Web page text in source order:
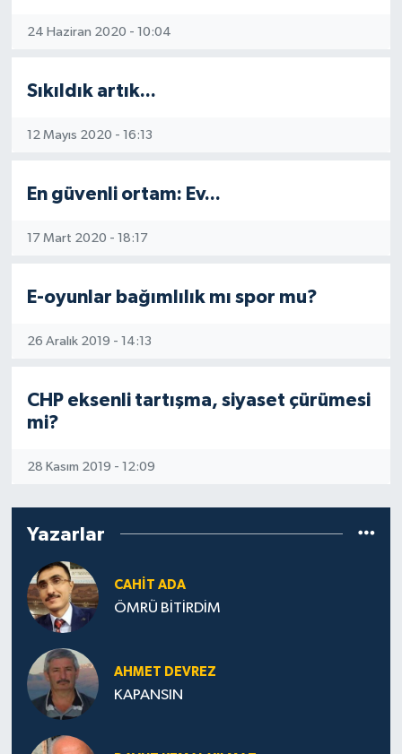
24 Haziran 2020 - 10:04
Sıkıldık artık...
12 Mayıs 2020 - 16:13
En güvenli ortam: Ev...
17 Mart 2020 - 18:17
E-oyunlar bağımlılık mı spor mu?
26 Aralık 2019 - 14:13
CHP eksenli tartışma, siyaset çürümesi
mi?
28 Kasım 2019 - 12:09
Yazarlar
CAHIT ADA
ÖMRÜ BİTİRDİM
AHMET DEVREZ
KAPANSIN